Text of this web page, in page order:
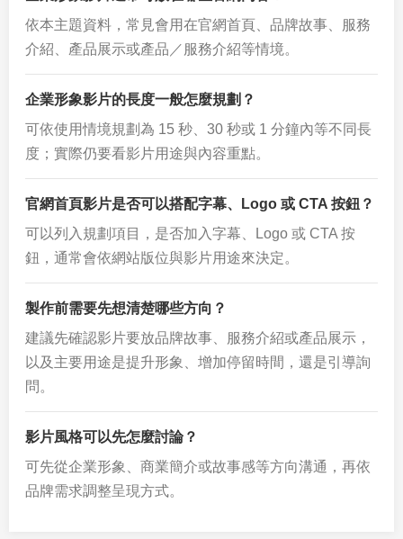
依本主題資料，常見會用在官網首頁、品牌故事、服務
介紹、產品展示或產品／服務介紹等情境。
企業形象影片的長度一般怎麼規劃？
可依使用情境規劃為 15 秒、30 秒或 1 分鐘內等不同長
度；實際仍要看影片用途與內容重點。
官網首頁影片是否可以搭配字幕、Logo 或 CTA 按鈕？
可以列入規劃項目，是否加入字幕、Logo 或 CTA 按
鈕，通常會依網站版位與影片用途來決定。
製作前需要先想清楚哪些方向？
建議先確認影片要放品牌故事、服務介紹或產品展示，
以及主要用途是提升形象、增加停留時間，還是引導詢
問。
影片風格可以先怎麼討論？
可先從企業形象、商業簡介或故事感等方向溝通，再依
品牌需求調整呈現方式。